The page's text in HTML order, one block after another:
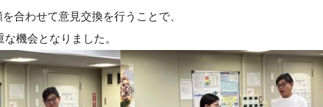
合わせて意見交換を行うことで、
機会となりました。